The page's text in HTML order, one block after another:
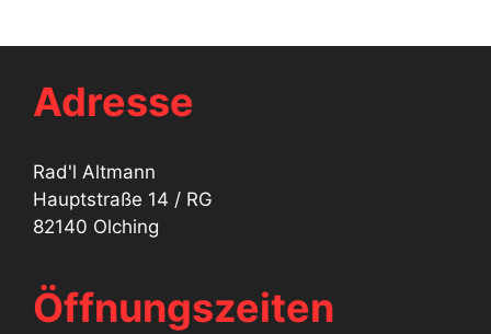
Adresse
Rad'l Altmann
Hauptstraße 14 / RG
82140 Olching
Öffnungszeiten